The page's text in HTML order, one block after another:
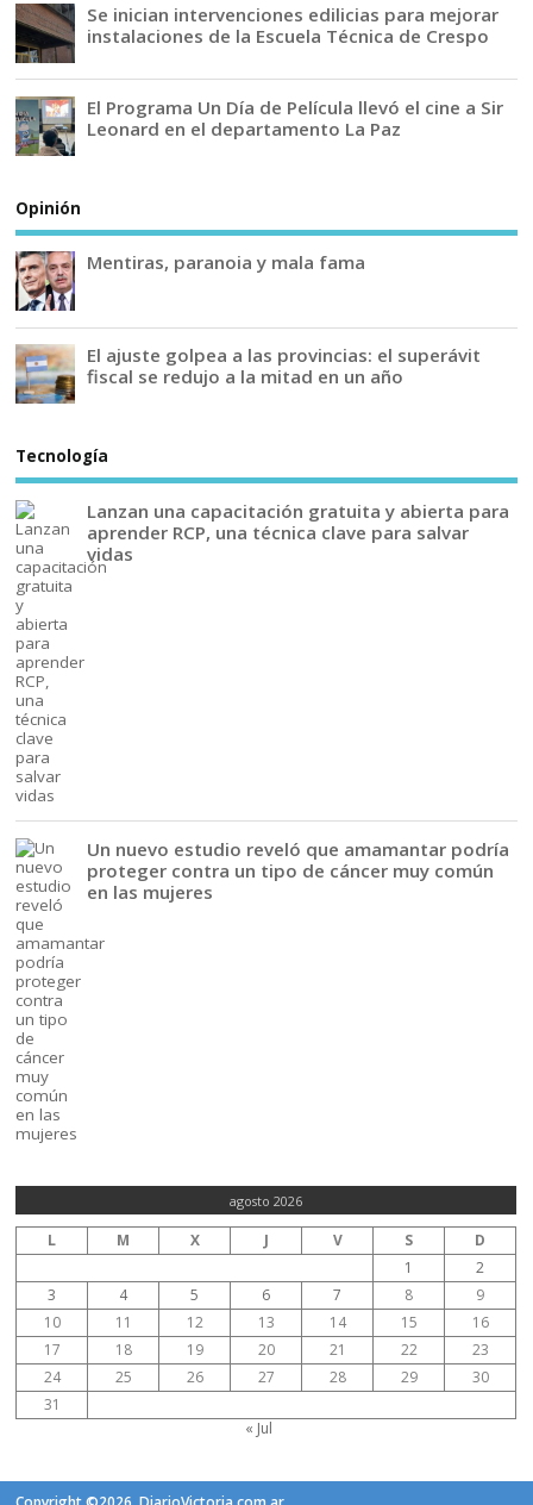
Se inician intervenciones edilicias para mejorar
instalaciones de la Escuela Técnica de Crespo
El Programa Un Día de Película llevó el cine a Sir
Leonard en el departamento La Paz
Opinión
Mentiras, paranoia y mala fama
El ajuste golpea a las provincias: el superávit
fiscal se redujo a la mitad en un año
Tecnología
Lanzan una capacitación gratuita y abierta para
aprender RCP, una técnica clave para salvar
vidas
Un nuevo estudio reveló que amamantar podría
proteger contra un tipo de cáncer muy común
en las mujeres
agosto 2026
L M X J V S
D
1
2
3
4 5 6 7 8
9
10
11 12 13 14 15
16
17
18 19 20 21 22
23
24
25 26 27 28 29
30
31
« Jul